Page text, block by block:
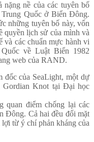
nề của các tuyên bố
Quốc ở Biển Đông.
những tuyên bố này, vốn
quyền lịch sử của mình và
và các chuẩn mực hành vi
về Luật Biển 1982
web của RAND.
đốc của SeaLight, một dự
Gordian Knot tại Đại học
quan điểm chống lại các
Đông. Cả hai đều đối mặt
từ ý chí phản kháng của